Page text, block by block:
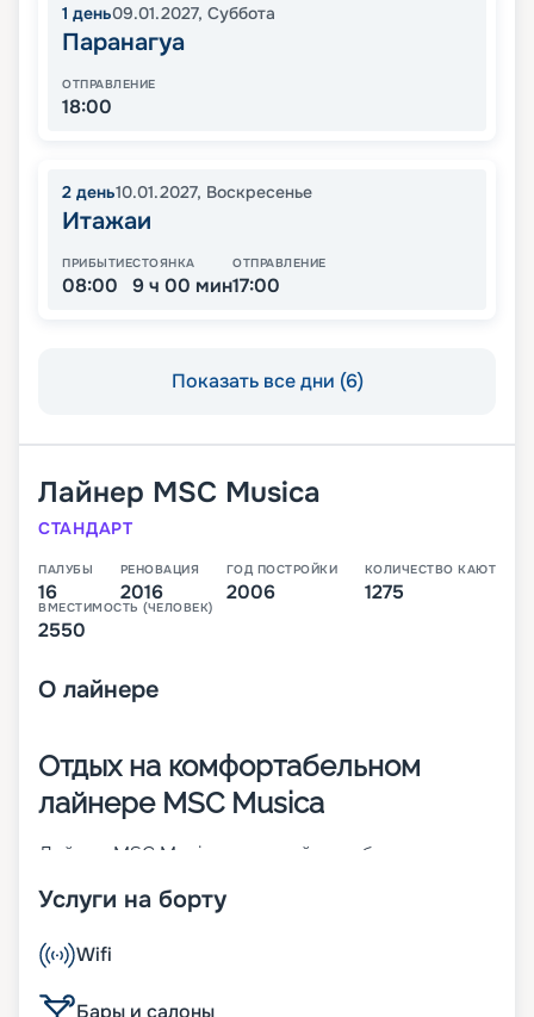
1 день09.01.2027, Суббота
Паранагуа
ОТПРАВЛЕНИЕ
18:00
2 день10.01.2027, Воскресенье
Итажаи
ПРИБЫТИЕ
08:00
СТОЯНКА
9 ч 00 мин
ОТПРАВЛЕНИЕ
17:00
Показать все дни (6)
Лайнер MSC Musica
СТАНДАРТ
ПАЛУБЫ
16
РЕНОВАЦИЯ
2016
ГОД ПОСТРОЙКИ
2006
КОЛИЧЕСТВО КАЮТ
1275
ВМЕСТИМОСТЬ (ЧЕЛОВЕК)
2550
О лайнере
Отдых на комфортабельном
лайнере MSC Musica
Лайнер MSC Musica – первый корабль своего
повысить показатели долговечности,
проведена реновация судна. На 16-палубном (из
них 13 пассажирских) корабле может
разместиться до 2 550 человек. Его изюминка –
Услуги на борту
Wifi
Бары и салоны